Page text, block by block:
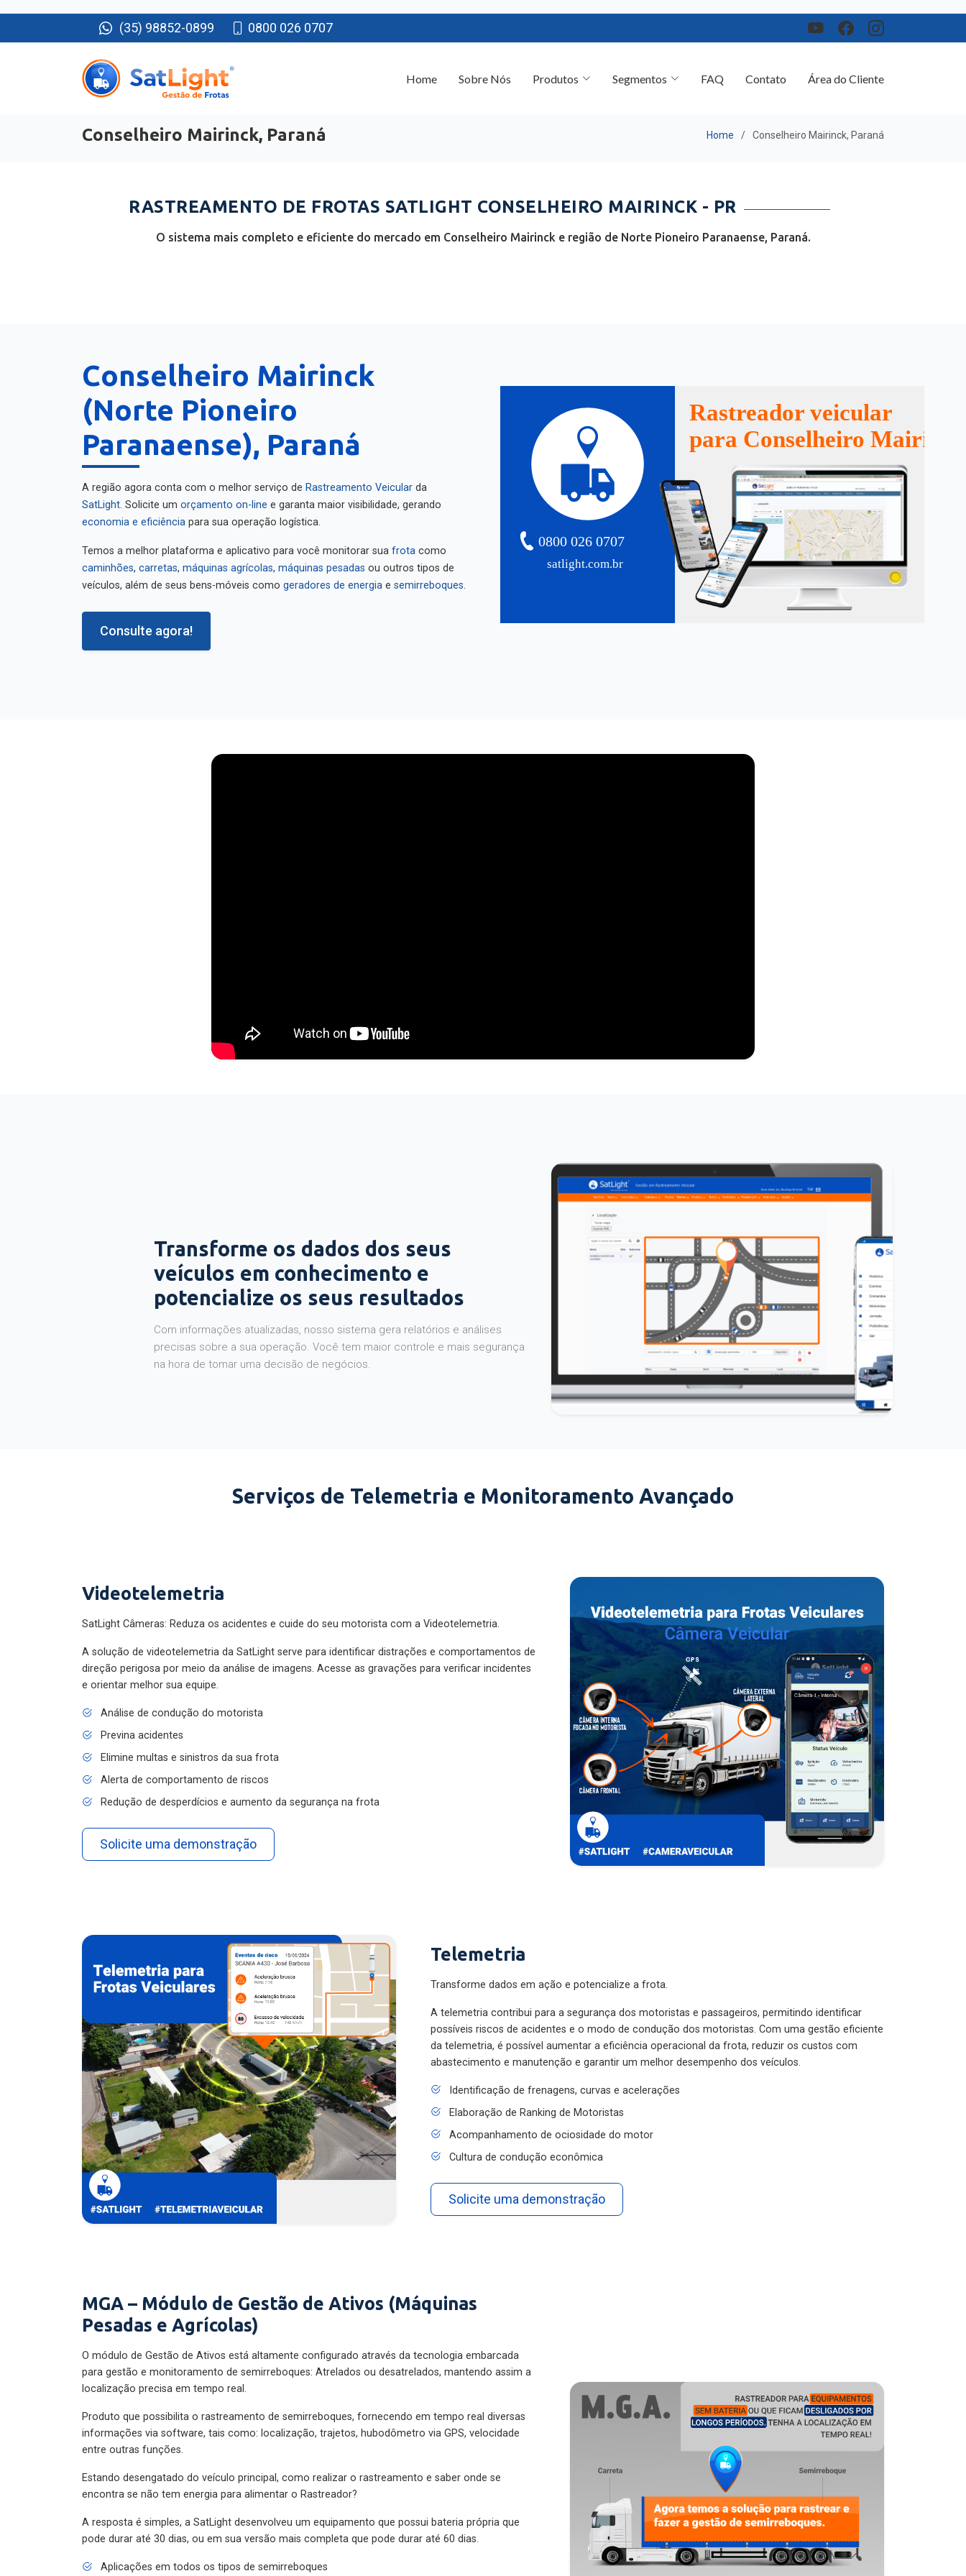
(35) 98852-0899 0800 026 0707
Conselheiro Mairinck, Paraná
RASTREAMENTO DE FROTAS SATLIGHT CONSELHEIRO MAIRINCK - PR
O sistema mais completo e eficiente do mercado em Conselheiro Mairinck e região de Norte Pioneiro Paranaense, Paraná.
Conselheiro Mairinck
(Norte Pioneiro
Paranaense), Paraná
A região agora conta com o melhor serviço de Rastreamento Veicular
da
SatLight
. Solicite um orçamento on-line
e garanta maior visibilidade, gerando
economia e eficiência
para sua operação logística.
Temos a melhor plataforma e aplicativo para você monitorar sua frota
caminhões
máquinas agrícolas máquinas pesadas
ou outros tipos de
veículos, além de seus bens-móveis como
geradores de energia semirreboques
Consulte agora!
satlight.com.br
0800 026 0707
Rastreador veicular
para Conselheiro Mairinck
Transforme os dados dos seus
veículos em conhecimento e
potencialize os seus resultados
Com informações atualizadas, nosso sistema gera relatórios e análises
precisas sobre a sua operação. Você tem maior controle e mais segurança
na hora de tomar uma decisão de negócios.
Serviços de Telemetria e Monitoramento Avançado
Videotelemetria
SatLight Câmeras: Reduza os acidentes e cuide do seu motorista com a Videotelemetria.
A solução de videotelemetria da SatLight serve para identificar distrações e comportamentos de
direção perigosa por meio da análise de imagens. Acesse as gravações para verificar incidentes
e orientar melhor sua equipe.
Análise de condução do motorista
Previna acidentes
Elimine multas e sinistros da sua frota
Alerta de comportamento de riscos
Redução de desperdícios e aumento da segurança na frota
Solicite uma demonstração
Telemetria
Transforme dados em ação e potencialize a frota.
A telemetria contribui para a segurança dos motoristas e passageiros, permitindo identificar
possíveis riscos de acidentes e o modo de condução dos motoristas. Com uma gestão eficiente
da telemetria, é possível aumentar a eficiência operacional da frota, reduzir os custos com
abastecimento e manutenção e garantir um melhor desempenho dos veículos.
Identificação de frenagens, curvas e acelerações
Elaboração de Ranking de Motoristas
Acompanhamento de ociosidade do motor
Cultura de condução econômica
Solicite uma demonstração
MGA – Módulo de Gestão de Ativos (Máquinas
Pesadas e Agrícolas)
O módulo de Gestão de Ativos está altamente configurado através da tecnologia embarcada
para gestão e monitoramento de semirreboques: Atrelados ou desatrelados, mantendo assim a
localização precisa em tempo real.
Produto que possibilita o rastreamento de semirreboques, fornecendo em tempo real diversas
informações via software, tais como: localização, trajetos, hubodômetro via GPS, velocidade
entre outras funções.
Estando desengatado do veículo principal, como realizar o rastreamento e saber onde se
encontra se não tem energia para alimentar o Rastreador?
A resposta é simples, a SatLight desenvolveu um equipamento que possui bateria própria que
pode durar até 30 dias, ou em sua versão mais completa que pode durar até 60 dias.
Aplicações em todos os tipos de semirreboques